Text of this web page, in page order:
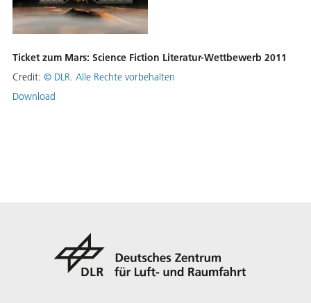
Ticket zum Mars: Science Fiction Literatur-Wettbewerb 2011
Credit: © DLR. Alle Rechte vorbehalten
Download